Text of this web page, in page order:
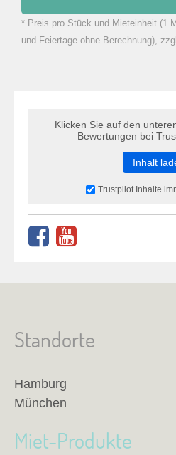
zu Warenkorb
* Preis pro Stück und Mieteinheit (1
und Feiertage ohne Berechnung),
Klicken Sie auf den
Bewertungen bei
Inhalt
Trustpilot Inhalte
Standorte
Hamburg
München
Miet-Produkte